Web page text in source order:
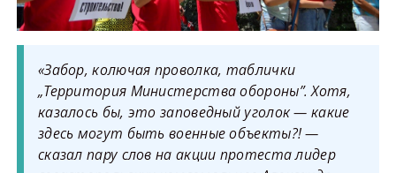
«Забор, колючая проволка, таблички
„Территория Министерства обороны”. Хотя,
казалось бы, это заповедный уголок — какие
здесь могут быть военные объекты?! —
сказал пару слов на акции протеста лидер